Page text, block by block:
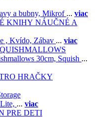
a bubny, Mikrof ... viac
NÁUČNÉ A
, Kvído, Zábav ... viac
30cm, Squish ...
HRAČKY
... viac